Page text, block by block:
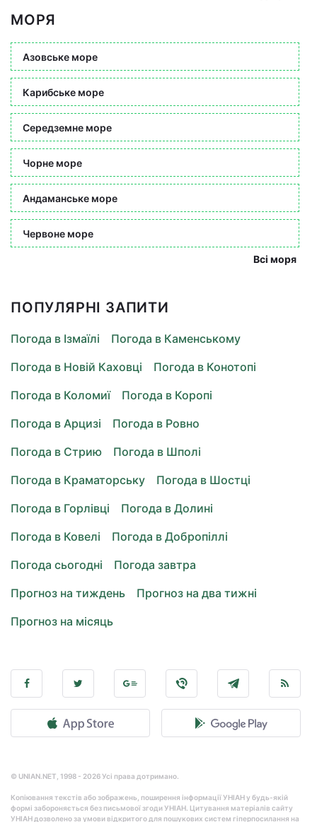
МОРЯ
Азовське море
Карибське море
Середземне море
Чорне море
Андаманське море
Червоне море
Всі моря
ПОПУЛЯРНІ ЗАПИТИ
Погода в Ізмаїлі
Погода в Каменському
Погода в Новій Каховці
Погода в Конотопі
Погода в Коломиї
Погода в Коропі
Погода в Арцизі
Погода в Ровно
Погода в Стрию
Погода в Шполі
Погода в Краматорську
Погода в Шостці
Погода в Горлівці
Погода в Долині
Погода в Ковелі
Погода в Добропіллі
Погода сьогодні
Погода завтра
Прогноз на тиждень
Прогноз на два тижні
Прогноз на місяць
© UNIAN.NET, 1998 - 2026 Усі права дотримано.
Копіювання текстів або зображень, поширення інформації УНІАН у будь-якій
формі забороняється без письмової згоди УНІАН. Цитування матеріалів сайту
УНІАН дозволено за умови відкритого для пошукових систем гіперпосилання на